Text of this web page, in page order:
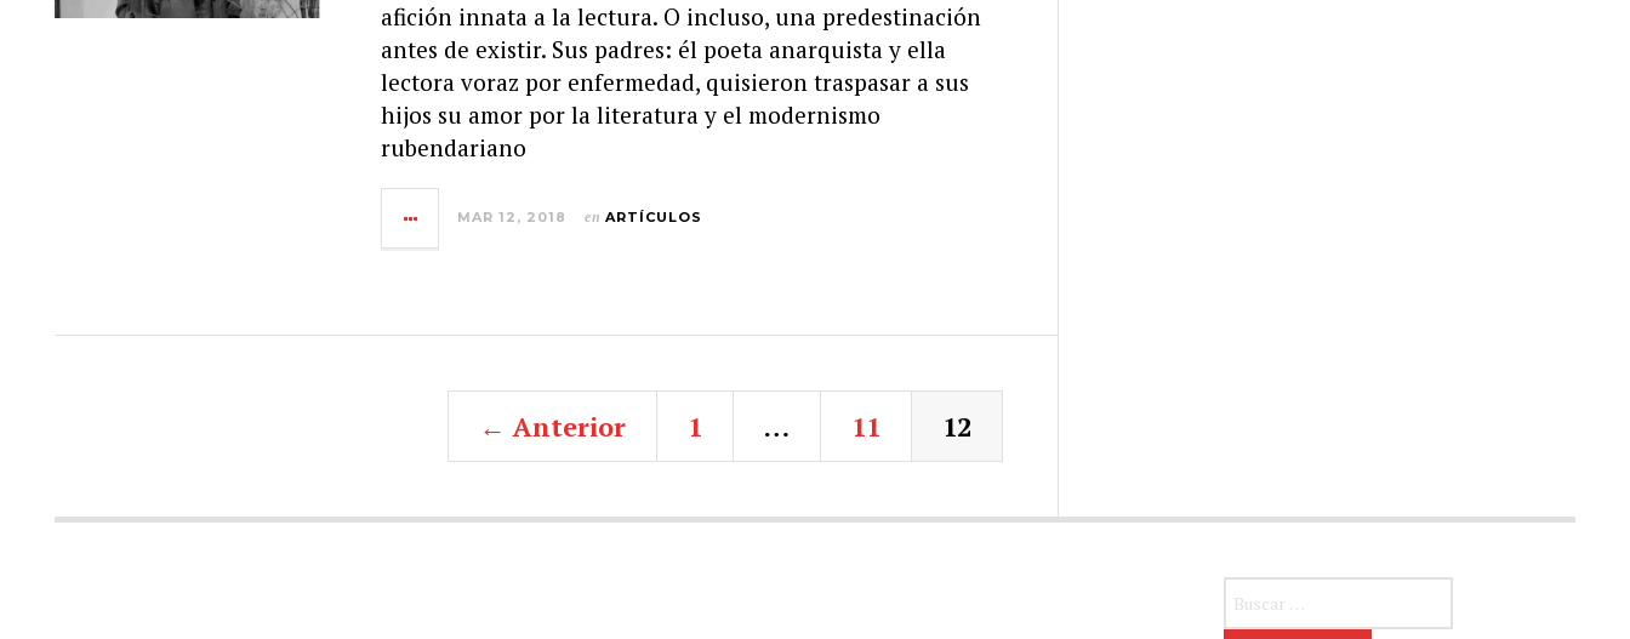
afición innata a la lectura. O incluso, una predestinación
antes de existir. Sus padres: él poeta anarquista y ella
lectora voraz por enfermedad, quisieron traspasar a sus
hijos su amor por la literatura y el modernismo
rubendariano
MAR 12, 2018 en ARTÍCULOS
← Anterior 1 … 11 12